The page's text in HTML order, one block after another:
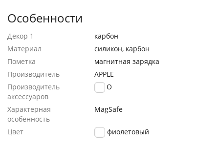
Особенности
Декор 1
карбон
Материал
силикон, карбон
Пометка
магнитная зарядка
Производитель
APPLE
Производитель
аксессуаров
LUXO
Характерная
особенность
MagSafe
Цвет фиолетовый